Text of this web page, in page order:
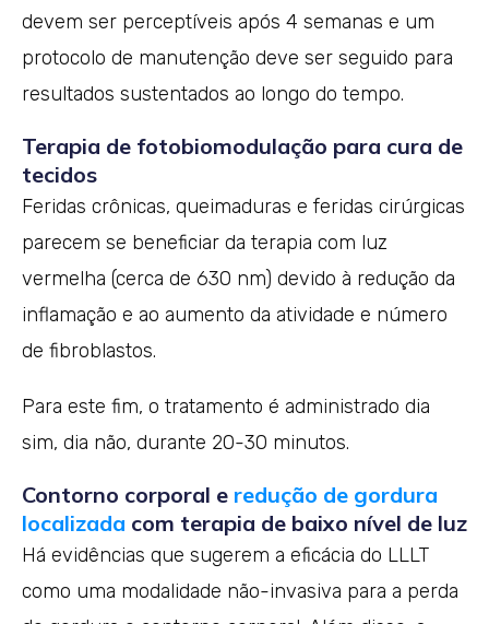
devem ser perceptíveis após 4 semanas e um
protocolo de manutenção deve ser seguido para
resultados sustentados ao longo do tempo.
Terapia de fotobiomodulação para cura de
tecidos
Feridas crônicas, queimaduras e feridas cirúrgicas
parecem se beneficiar da terapia com luz
vermelha (cerca de 630 nm) devido à redução da
inflamação e ao aumento da atividade e número
de fibroblastos.
Para este fim, o tratamento é administrado dia
sim, dia não, durante 20-30 minutos.
Contorno corporal e redução de gordura
localizada com terapia de baixo nível de luz
Há evidências que sugerem a eficácia do LLLT
como uma modalidade não-invasiva para a perda